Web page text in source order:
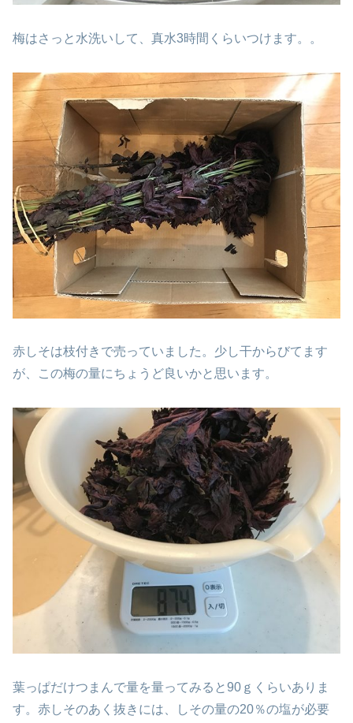
梅はさっと水洗いして、真水3時間くらいつけます。。
赤しそは枝付きで売っていました。少し干からびてます
が、この梅の量にちょうど良いかと思います。
葉っぱだけつまんで量を量ってみると90ｇくらいありま
す。赤しそのあく抜きには、しその量の20％の塩が必要